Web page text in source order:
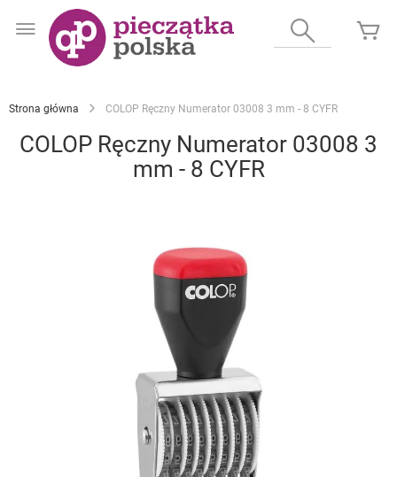
do
Wyszukaj
Strona główna COLOP Ręczny Numerator 03008 3 mm - 8 CYFR
COLOP Ręczny Numerator 03008 3
mm - 8 CYFR